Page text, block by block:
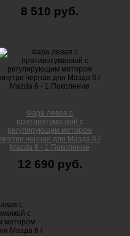
8 510 руб.
Фара левая с
противотуманкой с
регулирующим мотором
внутри черная для Мазда 6 /
Mazda 6 - 1 Поколение
12 690 руб.